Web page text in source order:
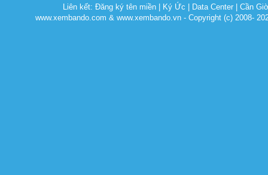
Liên kết:Đăng ký tên miền Ký Ức Data Center |Cần
www.xembando.com & www.xembando.vn - Copyright (c) 2008-